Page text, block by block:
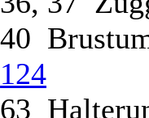
40
124
63